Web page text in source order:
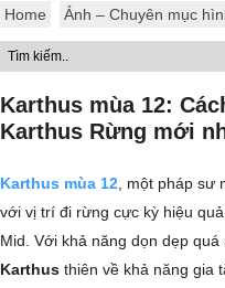
Home Ảnh – Chuyên mục
Karthus mùa 12:
Karthus Rừng mới
Karthus mùa 12 , một pháp
với vị trí đi rừng cực kỳ hiệu
Mid. Với khả năng dọn dẹp
Karthus thiên về khả năng gia